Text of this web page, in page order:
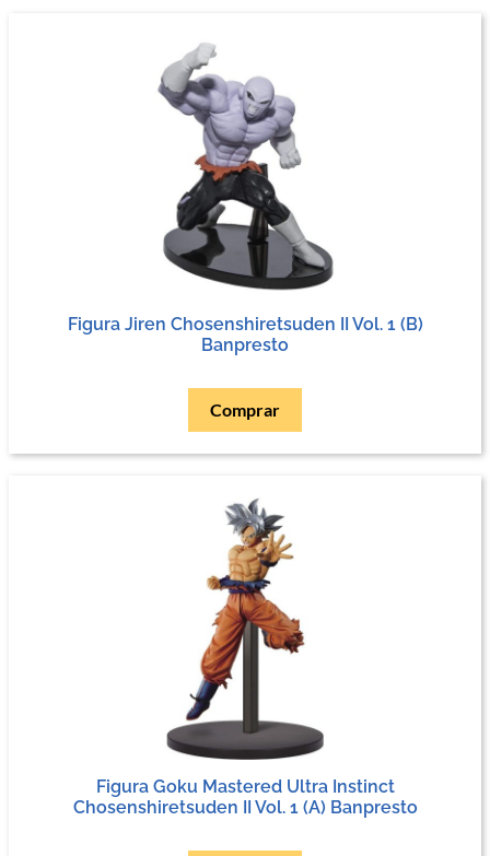
Figura Jiren Chosenshiretsuden II Vol. 1 (B)
Banpresto
Comprar
Figura Goku Mastered Ultra Instinct
Chosenshiretsuden II Vol. 1 (A) Banpresto